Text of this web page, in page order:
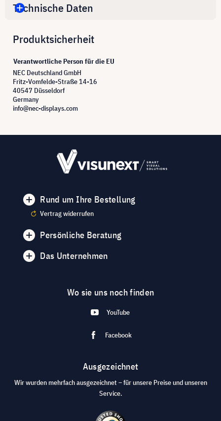
Technische Daten
Produktsicherheit
Verantwortliche Person für die EU
NEC Deutschland GmbH
Fritz-Vomfelde-Straße 14-16
40547 Düsseldorf
Germany
info@nec-displays.com
Rund um Ihre Bestellung
Vertrag widerrufen
Persönliche Beratung
Das Unternehmen
Wo sie uns noch finden
YouTube
Facebook
Ausgezeichnet
Wir wurden mehrfach ausgezeichnet – für unsere Preise und unseren
Service.